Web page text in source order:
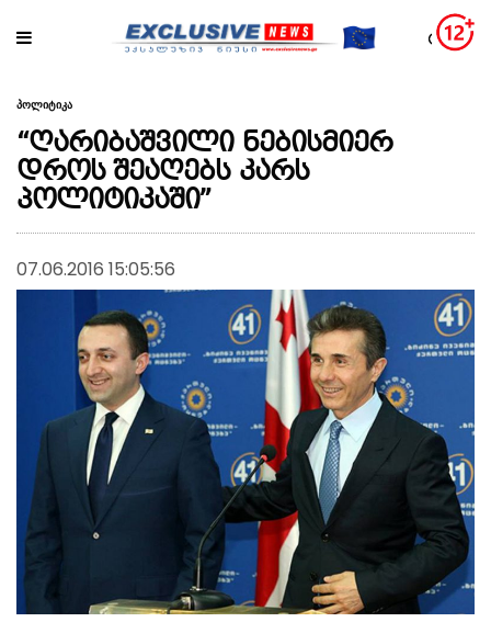
პოლიტიკა
“ღარიბაშვილი ნებისმიერ
დროს შეაღებს კარს
პოლიტიკაში”
07.06.2016 15:05:56